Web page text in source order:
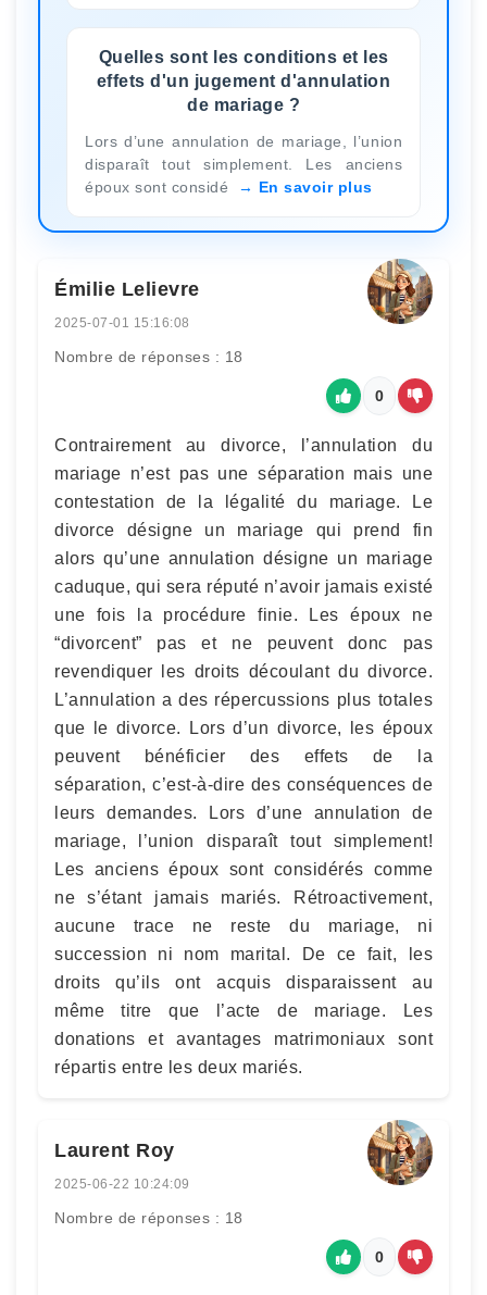
Quelles sont les conditions et les
effets d'un jugement d'annulation
de mariage ?
Lors d’une annulation de mariage, l’union
disparaît tout simplement. Les anciens
époux sont considé
En savoir plus
Émilie Lelievre
2025-07-01 15:16:08
Nombre de réponses : 18
0
Contrairement au divorce, l’annulation du
mariage n’est pas une séparation mais une
contestation de la légalité du mariage. Le
divorce désigne un mariage qui prend fin
alors qu’une annulation désigne un mariage
caduque, qui sera réputé n’avoir jamais existé
une fois la procédure finie. Les époux ne
“divorcent” pas et ne peuvent donc pas
revendiquer les droits découlant du divorce.
L’annulation a des répercussions plus totales
que le divorce. Lors d’un divorce, les époux
peuvent bénéficier des effets de la
séparation, c’est-à-dire des conséquences de
leurs demandes. Lors d’une annulation de
mariage, l’union disparaît tout simplement!
Les anciens époux sont considérés comme
ne s’étant jamais mariés. Rétroactivement,
aucune trace ne reste du mariage, ni
succession ni nom marital. De ce fait, les
droits qu’ils ont acquis disparaissent au
même titre que l’acte de mariage. Les
donations et avantages matrimoniaux sont
répartis entre les deux mariés.
Laurent Roy
2025-06-22 10:24:09
Nombre de réponses : 18
0